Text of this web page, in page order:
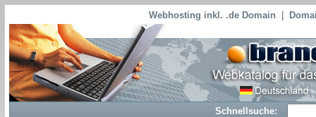
Webhosting inkl. .de Domain
Schnellsuche: